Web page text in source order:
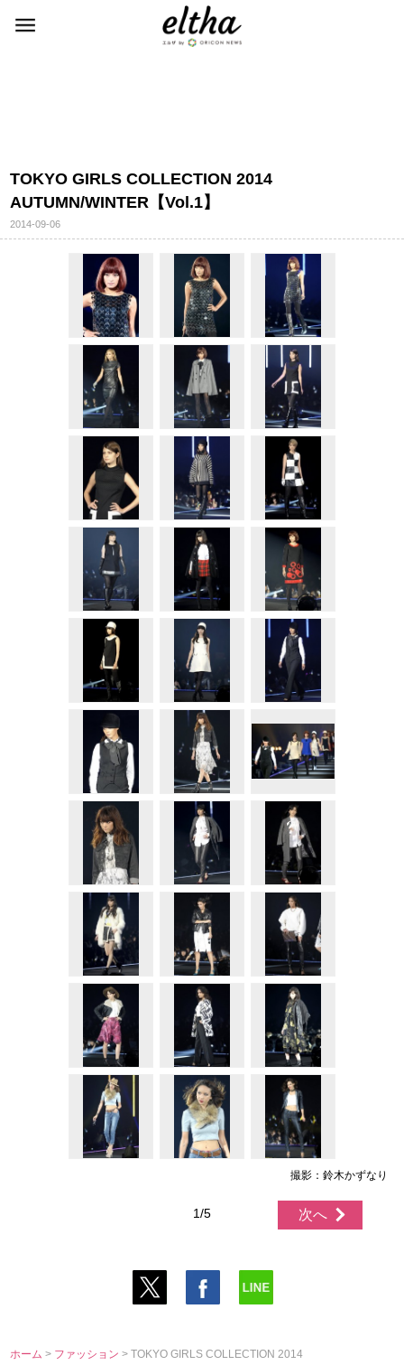
TOKYO GIRLS COLLECTION 2014
AUTUMN/WINTER【Vol.1】
2014-09-06
撮影：鈴木かずなり
次へ
1/5
ホーム > ファッション> TOKYO GIRLS COLLECTION 2014